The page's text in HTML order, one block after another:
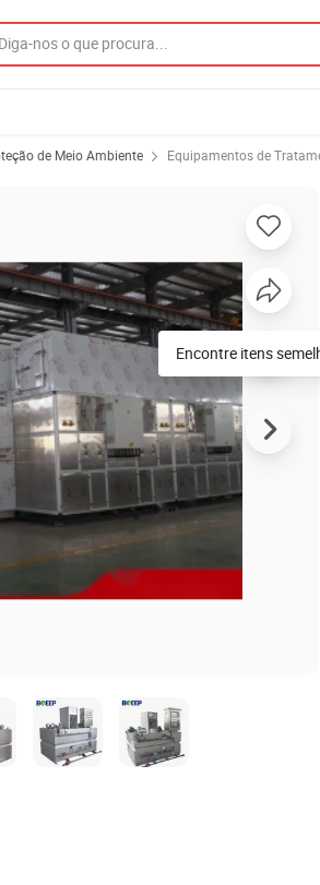
de Meio Ambiente Equipamentos de
Encontre itens